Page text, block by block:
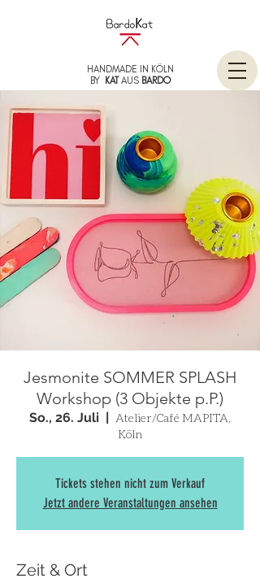
HANDMADE IN KÖLN
BY KATAUS BARDO
Jesmonite SOMMER SPLASH
Workshop (3 Objekte p.P.)
So., 26. Juli
  |
Atelier/Café MAPITA,
Köln
Tickets stehen nicht zum Verkauf
Jetzt andere Veranstaltungen ansehen
Zeit & Ort